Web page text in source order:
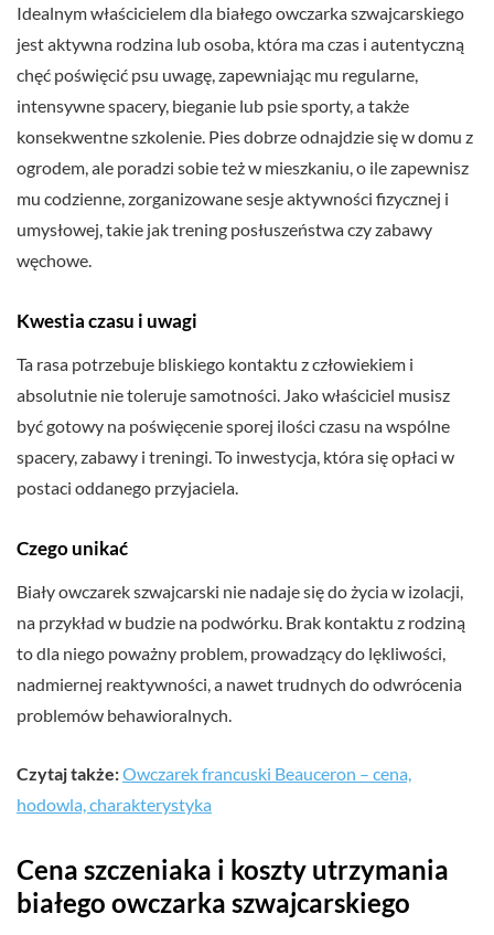
Idealnym właścicielem dla białego owczarka szwajcarskiego
jest aktywna rodzina lub osoba, która ma czas i autentyczną
chęć poświęcić psu uwagę, zapewniając mu regularne,
intensywne spacery, bieganie lub psie sporty, a także
konsekwentne szkolenie. Pies dobrze odnajdzie się w domu z
ogrodem, ale poradzi sobie też w mieszkaniu, o ile zapewnisz
mu codzienne, zorganizowane sesje aktywności fizycznej i
umysłowej, takie jak trening posłuszeństwa czy zabawy
węchowe.
Kwestia czasu i uwagi
Ta rasa potrzebuje bliskiego kontaktu z człowiekiem i
absolutnie nie toleruje samotności. Jako właściciel musisz
być gotowy na poświęcenie sporej ilości czasu na wspólne
spacery, zabawy i treningi. To inwestycja, która się opłaci w
postaci oddanego przyjaciela.
Czego unikać
Biały owczarek szwajcarski nie nadaje się do życia w izolacji,
na przykład w budzie na podwórku. Brak kontaktu z rodziną
to dla niego poważny problem, prowadzący do lękliwości,
nadmiernej reaktywności, a nawet trudnych do odwrócenia
problemów behawioralnych.
Czytaj także:Owczarek francuski Beauceron – cena,
hodowla, charakterystyka
Cena szczeniaka i koszty utrzymania
białego owczarka szwajcarskiego